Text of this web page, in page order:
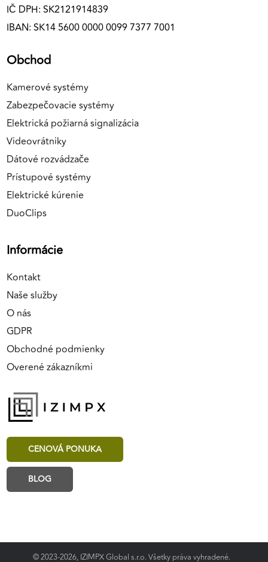
IČ DPH: SK2121914839
IBAN: SK14 5600 0000 0099 7377 7001
Obchod
Kamerové systémy
Zabezpečovacie systémy
Elektrická požiarná signalizácia
Videovrátniky
Dátové rozvádzače
Prístupové systémy
Elektrické kúrenie
DuoClips
Informácie
Kontakt
Naše služby
O nás
GDPR
Obchodné podmienky
Overené zákazníkmi
CENOVÁ PONUKA
BLOG
© 2023-2026, IZIMPX Global s.r.o. Všetky práva vyhradené.